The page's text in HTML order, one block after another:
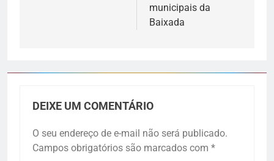
municipais da
Baixada
DEIXE UM COMENTÁRIO
O seu endereço de e-mail não será publicado.
Campos obrigatórios são marcados com *